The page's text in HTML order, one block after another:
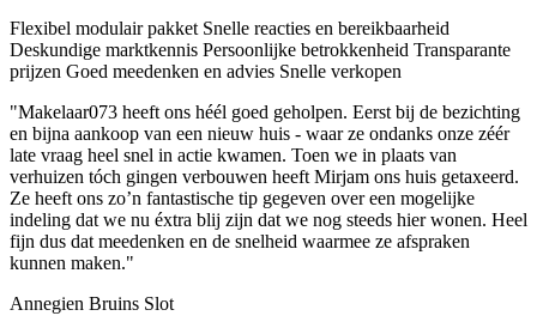
Flexibel modulair pakketSnelle reacties en bereikbaarheid
Deskundige marktkennis Persoonlijke betrokkenheid Transparante
prijzen Goed meedenken en advies Snelle verkopen
"Makelaar073 heeft ons héél goed geholpen. Eerst bij de bezichting
en bijna aankoop van een nieuw huis - waar ze ondanks onze zéér
late vraag heel snel in actie kwamen. Toen we in plaats van
verhuizen tóch gingen verbouwen heeft Mirjam ons huis getaxeerd.
Ze heeft ons zo’n fantastische tip gegeven over een mogelijke
indeling dat we nu éxtra blij zijn dat we nog steeds hier wonen. Heel
fijn dus dat meedenken en de snelheid waarmee ze afspraken
kunnen maken."
Annegien Bruins Slot